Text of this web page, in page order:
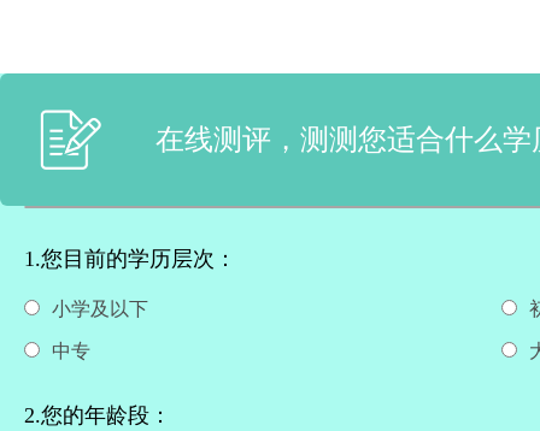
在线测评，测测您适合什么
1.您目前的学历层次：
小学及以下
中专
2.您的年龄段：